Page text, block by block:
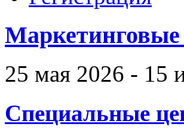
25 мая 2026 - 15
Специальные